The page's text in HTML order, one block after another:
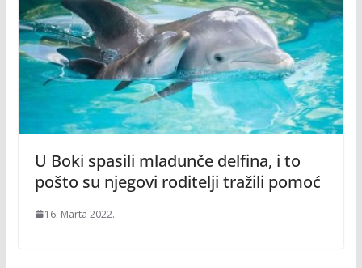
U Boki spasili mladunče delfina, i to
pošto su njegovi roditelji tražili pomoć
16. Marta 2022.